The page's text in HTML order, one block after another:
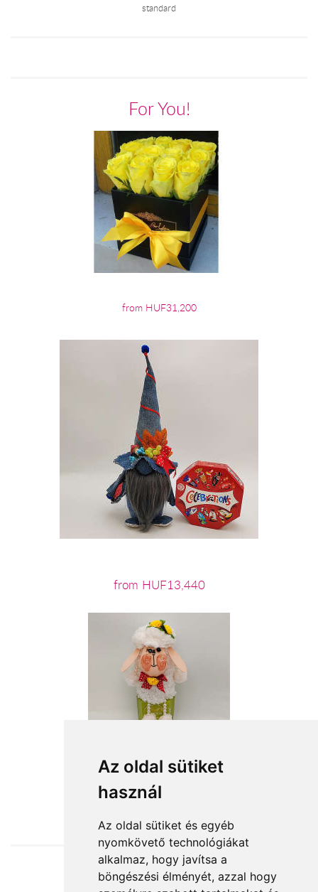
Az oldal sütiket
használ
Az oldal sütiket és egyéb
nyomkövető technológiákat
alkalmaz, hogy javítsa a
böngészési élményét, azzal hogy
standard
For You!
from HUF31,200
from HUF13,440
from HUF12,640
Accepted payment methods